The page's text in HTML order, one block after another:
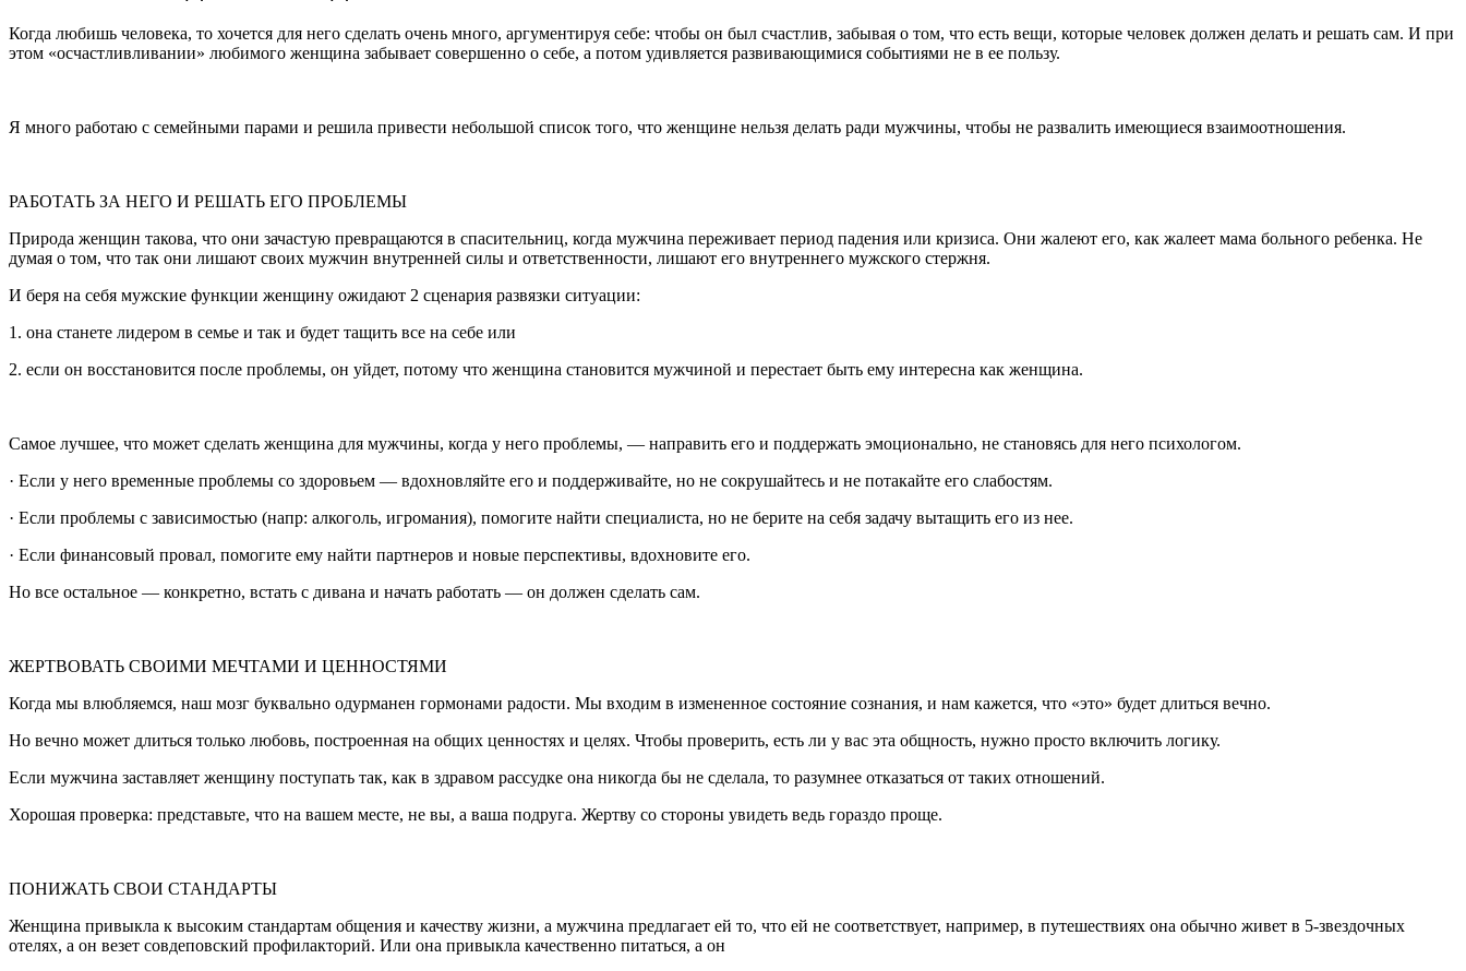
Когда любишь человека, то хочется для него сделать очень много, аргументируя себе: чтобы он был счастлив, забывая о том, что есть вещи, которые человек должен делать и решать сам. И при
этом «осчастливливании» любимого женщина забывает совершенно о себе, а потом удивляется развивающимися событиями не в ее пользу.
Я много работаю с семейными парами и решила привести небольшой список того, что женщине нельзя делать ради мужчины, чтобы не развалить имеющиеся взаимоотношения.
РАБОТАТЬ ЗА НЕГО И РЕШАТЬ ЕГО ПРОБЛЕМЫ
Природа женщин такова, что они зачастую превращаются в спасительниц, когда мужчина переживает период падения или кризиса. Они жалеют его, как жалеет мама больного ребенка. Не
думая о том, что так они лишают своих мужчин внутренней силы и ответственности, лишают его внутреннего мужского стержня.
И беря на себя мужские функции женщину ожидают 2 сценария развязки ситуации:
1. она станете лидером в семье и так и будет тащить все на себе или
2. если он восстановится после проблемы, он уйдет, потому что женщина становится мужчиной и перестает быть ему интересна как женщина.
Самое лучшее, что может сделать женщина для мужчины, когда у него проблемы, — направить его и поддержать эмоционально, не становясь для него психологом.
· Если у него временные проблемы со здоровьем — вдохновляйте его и поддерживайте, но не сокрушайтесь и не потакайте его слабостям.
· Если проблемы с зависимостью (напр: алкоголь, игромания), помогите найти специалиста, но не берите на себя задачу вытащить его из нее.
· Если финансовый провал, помогите ему найти партнеров и новые перспективы, вдохновите его.
Но все остальное — конкретно, встать с дивана и начать работать — он должен сделать сам.
ЖЕРТВОВАТЬ СВОИМИ МЕЧТАМИ И ЦЕННОСТЯМИ
Когда мы влюбляемся, наш мозг буквально одурманен гормонами радости. Мы входим в измененное состояние сознания, и нам кажется, что «это» будет длиться вечно.
Но вечно может длиться только любовь, построенная на общих ценностях и целях. Чтобы проверить, есть ли у вас эта общность, нужно просто включить логику.
Если мужчина заставляет женщину поступать так, как в здравом рассудке она никогда бы не сделала, то разумнее отказаться от таких отношений.
Хорошая проверка: представьте, что на вашем месте, не вы, а ваша подруга. Жертву со стороны увидеть ведь гораздо проще.
ПОНИЖАТЬ СВОИ СТАНДАРТЫ
Женщина привыкла к высоким стандартам общения и качеству жизни, а мужчина предлагает ей то, что ей не соответствует, например, в путешествиях она обычно живет в 5-звездочных
отелях, а он везет совдеповский профилакторий. Или она привыкла качественно питаться, а он